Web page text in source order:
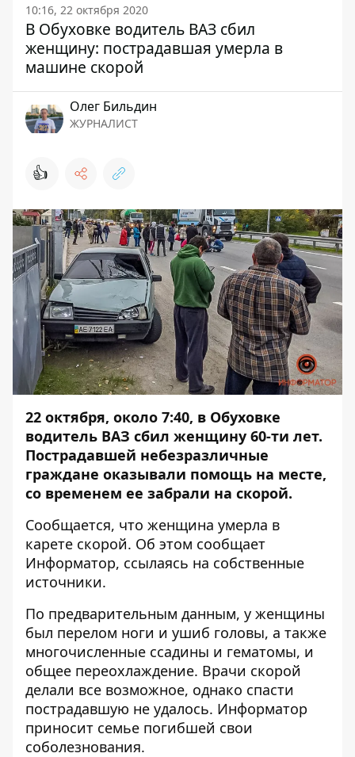
10:16, 22 октября 2020
В Обуховке водитель ВАЗ сбил
женщину: пострадавшая умерла в
машине скорой
Олег Бильдин
ЖУРНАЛИСТ
👍
22 октября, около 7:40, в Обуховке
водитель ВАЗ сбил женщину 60-ти лет.
Пострадавшей небезразличные
граждане оказывали помощь на месте,
со временем ее забрали на скорой.
Сообщается, что женщина умерла в
карете скорой. Об этом сообщает
Информатор, ссылаясь на собственные
источники.
По предварительным данным, у женщины
был перелом ноги и ушиб головы, а также
многочисленные ссадины и гематомы, и
общее переохлаждение. Врачи скорой
делали все возможное, однако спасти
пострадавшую не удалось. Информатор
приносит семье погибшей свои
соболезнования.